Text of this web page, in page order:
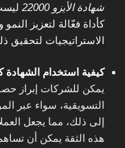
شهادة الأيزو 22000
كأداة فعّالة لتعزيز
الاستراتيجيات لتحقيق
كيفية استخدام الشهادة
يمكن للشركات إبراز
التسويقية، سواء عبر
إلى ذلك، مما يجعل
هذه الثقة يمكن أن